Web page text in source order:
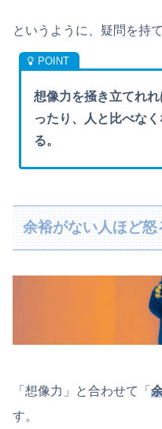
というように、疑問を持
想像力を掻き立てれ
ったり、人と比べな
る。
余裕がない人ほど怒
「想像力」と合わせて「
す。